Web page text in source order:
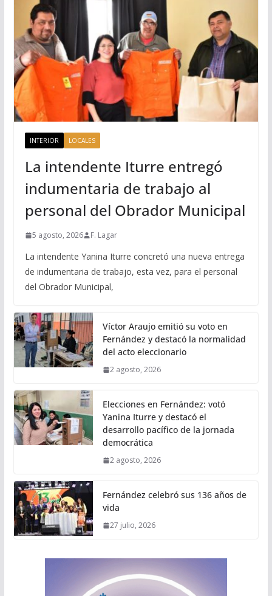
INTERIOR LOCALES
La intendente Iturre entregó
indumentaria de trabajo al
personal del Obrador Municipal
5 agosto, 2026 F. Lagar
La intendente Yanina Iturre concretó una nueva entrega
de indumentaria de trabajo, esta vez, para el personal
del Obrador Municipal,
Víctor Araujo emitió su voto en
Fernández y destacó la normalidad
del acto eleccionario
2 agosto, 2026
Elecciones en Fernández: votó
Yanina Iturre y destacó el
desarrollo pacífico de la jornada
democrática
2 agosto, 2026
Fernández celebró sus 136 años de
vida
27 julio, 2026